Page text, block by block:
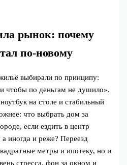
рынок: почему
по‑новому
выбирали по принципу:
чтобы по деньгам не душило».
на столе и стабильный
что выбрать дом за
если ездить в центр
иногда и реже? Переезд
метры и ипотеку, но и
стресса, фон за окном и